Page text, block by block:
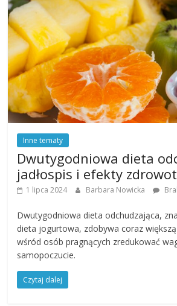
Inne tematy
Dwutygodniowa dieta
jadłospis i efekty
1 lipca 2024 Barbara Nowicka
Dwutygodniowa dieta odchudzająca,
dieta jogurtowa, zdobywa coraz
wśród osób pragnących zredukować
samopoczucie.
Czytaj dalej